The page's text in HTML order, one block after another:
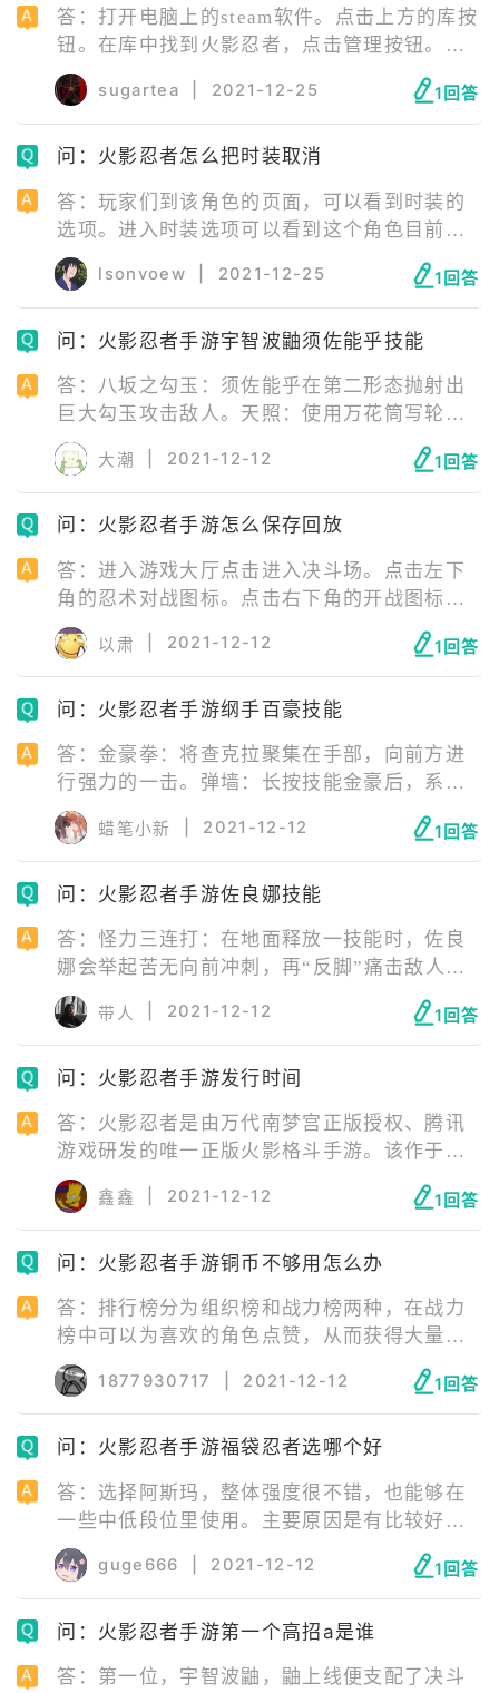
答：打开电脑上的steam软件。点击上方的库按
钮。在库中找到火影忍者，点击管理按钮。在
管理中选择“属性”按钮。在属性中点击语言选
项。打开下拉菜单。选择繁体中文选项。等待
游戏更新，进入游戏就可以了。
sugartea 2021-12-25 1回答
问：火影忍者怎么把时装取消
答：玩家们到该角色的页面，可以看到时装的
选项。进入时装选项可以看到这个角色目前装
备的时装，不想要这个时装就可以更换为默认
时装，这样就可以取消穿戴的时装。
lsonvoew 2021-12-25 1回答
问：火影忍者手游宇智波鼬须佐能乎技能
答：八坂之勾玉：须佐能乎在第二形态抛射出
巨大勾玉攻击敌人。天照：使用万花筒写轮眼
释放天照制造黑炎攻击，黑炎持续一段时间后
消散。十拳剑：须佐能乎在第三形态，挥动巨
大的十拳剑斩击并毁灭敌人。
大潮 2021-12-12 1回答
问：火影忍者手游怎么保存回放
答：进入游戏大厅点击进入决斗场。点击左下
角的忍术对战图标。点击右下角的开战图标进
入一局对战。对战结束点击右上角的保存比赛
图标即可。
以肃 2021-12-12 1回答
问：火影忍者手游纲手百豪技能
答：金豪拳：将查克拉聚集在手部，向前方进
行强力的一击。弹墙：长按技能金豪后，系统
将会检测该忍者是否遇到墙体，如果遇到则会
触发弹墙跳跃，跳跃时按下普攻。痛天脚极乐
净土：将查克拉聚集在脚部，向前方进行一次
下压的重脚空袭，受到攻击的敌人将被震至空
蜡笔小新 2021-12-12 1回答
问：火影忍者手游佐良娜技能
答：怪力三连打：在地面释放一技能时，佐良
娜会举起苦无向前冲刺，再“反脚”痛击敌人，
佐良娜会从空中出现将敌人砸向地面。雷遁雷
球：佐良娜会召唤出数十个雷球向前方飞出攻
击敌人。宇智波的传承：佐助会闻讯赶来帮助
佐良娜抓取敌人，佐良娜开启写轮眼，用雷遁
带人 2021-12-12 1回答
问：火影忍者手游发行时间
答：火影忍者是由万代南梦宫正版授权、腾讯
游戏研发的唯一正版火影格斗手游。该作于
2016年5月19日正式发行，所以到2021年已经
上线五年多了。
鑫鑫 2021-12-12 1回答
问：火影忍者手游铜币不够用怎么办
答：排行榜分为组织榜和战力榜两种，在战力
榜中可以为喜欢的角色点赞，从而获得大量铜
币。丰饶之间本就是一个可以产出大量福利的
副本，经验、声望和铜币都是相当给力的，每
天三次挑战机会，等级越高可挑战的副本也就
越高。
1877930717 2021-12-12 1回答
问：火影忍者手游福袋忍者选哪个好
答：选择阿斯玛，整体强度很不错，也能够在
一些中低段位里使用。主要原因是有比较好的
起手技能，连招也很稳定，奥义范围大，还能
够接技能，算是一个还可以的A忍。
guge666 2021-12-12 1回答
问：火影忍者手游第一个高招a是谁
答：第一位，宇智波鼬，鼬上线便支配了决斗